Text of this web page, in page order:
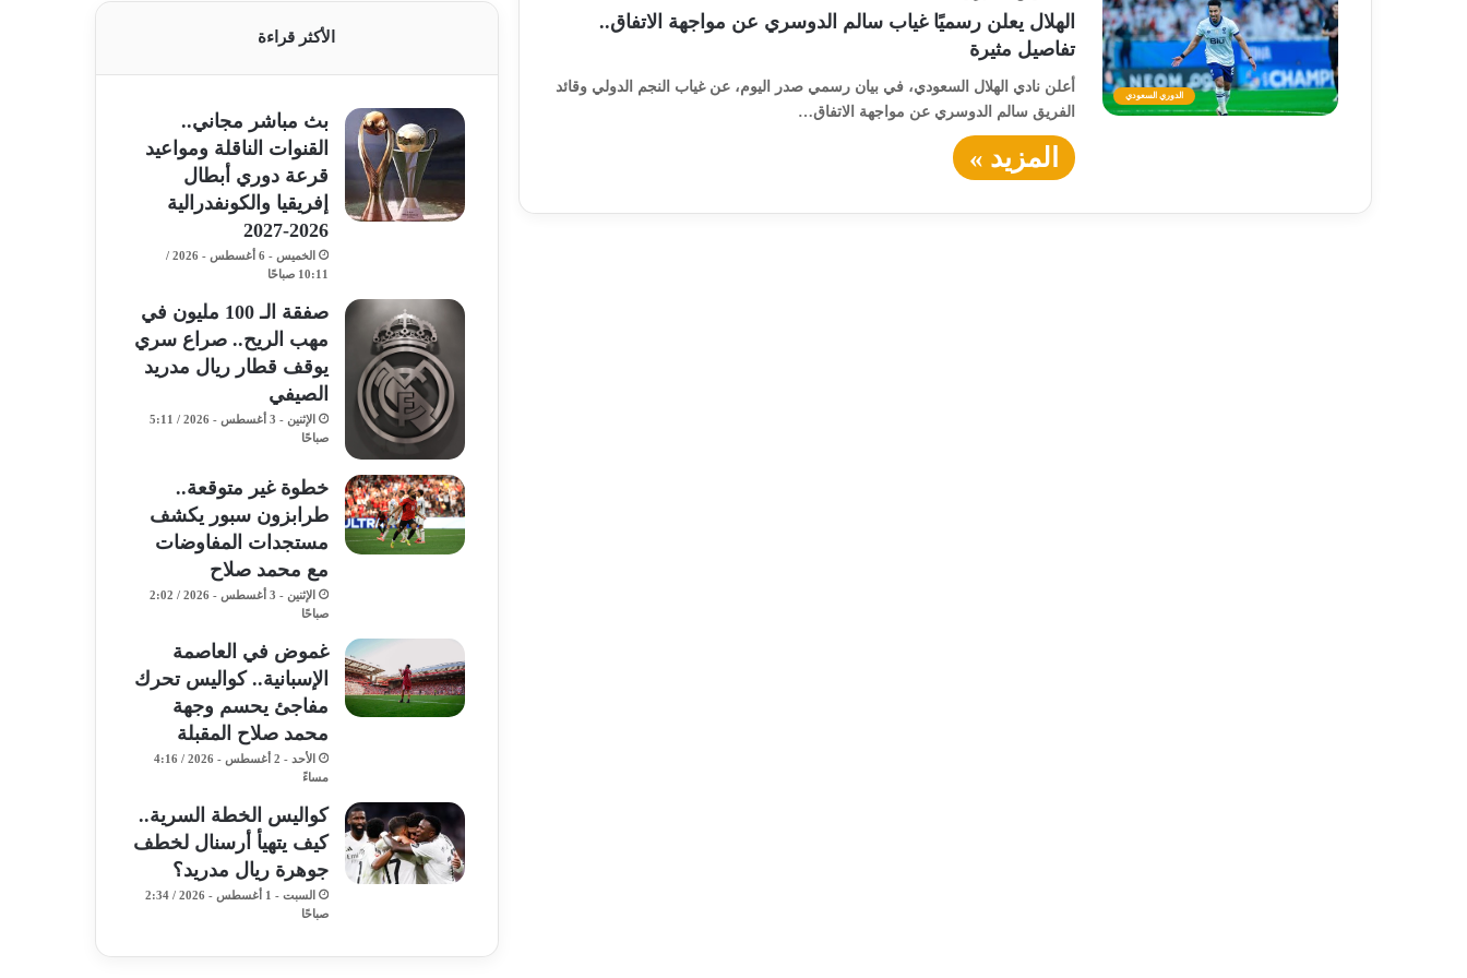
الدوري السعودي
الهلال يعلن رسميًا غياب سالم الدوسري عن مواجهة الاتفاق..
تفاصيل مثيرة
أعلن نادي الهلال السعودي، في بيان رسمي صدر اليوم، عن غياب النجم الدولي وقائد
الفريق سالم الدوسري عن مواجهة الاتفاق…
المزيد »
الأكثر قراءة
بث مباشر مجاني..
القنوات الناقلة ومواعيد
قرعة دوري أبطال
إفريقيا والكونفدرالية
2026-2027
الخميس - 6 أغسطس - 2026 /
10:11 صباحًا
صفقة الـ 100 مليون في
مهب الريح.. صراع سري
يوقف قطار ريال مدريد
الصيفي
الإثنين - 3 أغسطس - 2026 / 5:11
صباحًا
خطوة غير متوقعة..
طرابزون سبور يكشف
مستجدات المفاوضات
مع محمد صلاح
الإثنين - 3 أغسطس - 2026 / 2:02
صباحًا
غموض في العاصمة
الإسبانية.. كواليس تحرك
مفاجئ يحسم وجهة
محمد صلاح المقبلة
الأحد - 2 أغسطس - 2026 / 4:16
مساءً
كواليس الخطة السرية..
كيف يتهيأ أرسنال لخطف
جوهرة ريال مدريد؟
السبت - 1 أغسطس - 2026 / 2:34
صباحًا